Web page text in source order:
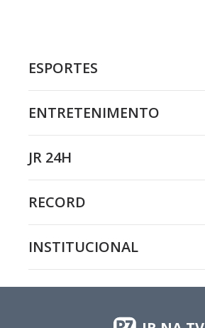
ESPORTES
ENTRETENIMENTO
JR 24H
RECORD
INSTITUCIONAL